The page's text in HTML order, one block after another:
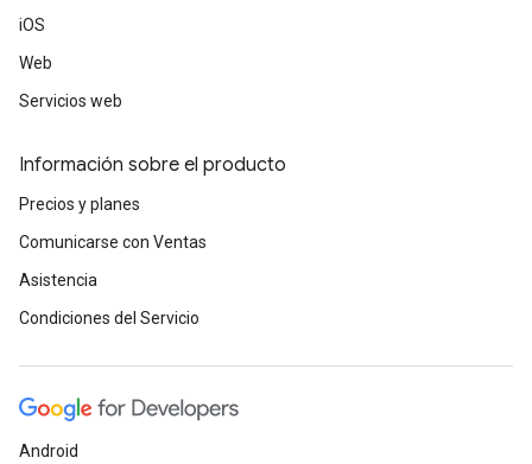
iOS
Web
Servicios web
Información sobre el producto
Precios y planes
Comunicarse con Ventas
Asistencia
Condiciones del Servicio
Android